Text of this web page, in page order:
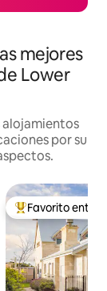
mejores
Lower
alojamientos
por su
Favorito entre
Favorito entre